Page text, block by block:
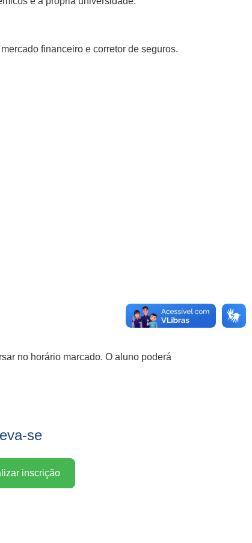
financeiro e corretor de seguros.
no horário marcado. O aluno poderá
se
inscrição